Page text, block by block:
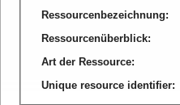
Ressourcenbezeichnung:
Ressourcenüberblick:
Art der Ressource:
Unique resource identifier: